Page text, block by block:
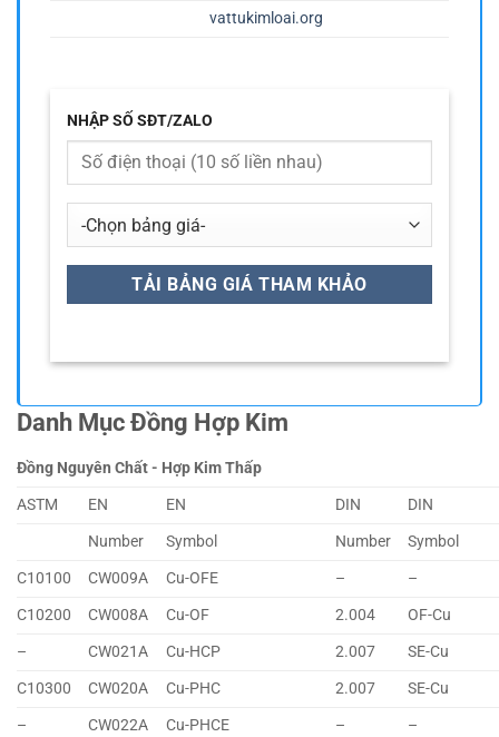
vattukimloai.org
NHẬP SỐ SĐT/ZALO
Danh Mục Đồng Hợp Kim
Đồng Nguyên Chất - Hợp Kim Thấp
ASTM
EN EN DIN
DIN
Number
Symbol Number
Symbol
C10100
CW009A Cu-OFE –
–
C10200
CW008A Cu-OF 2.004
OF-Cu
–
CW021A Cu-HCP 2.007
SE-Cu
C10300
CW020A Cu-PHC 2.007
SE-Cu
–
CW022A Cu-PHCE –
–